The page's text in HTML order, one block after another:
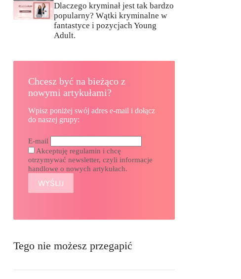
Dlaczego kryminał jest tak bardzo
popularny? Wątki kryminalne w
fantastyce i pozycjach Young
Adult.
Chcesz być na bieżąco z
nowymi artykułami?
Wpisz poniżej swój adres e-mail i dołącz
do naszej grupy:
E-mail
Akceptuję regulamin i chcę
otrzymywać newsletter, czyli informacje
handlowe o nowych artykułach.
Tego nie możesz przegapić